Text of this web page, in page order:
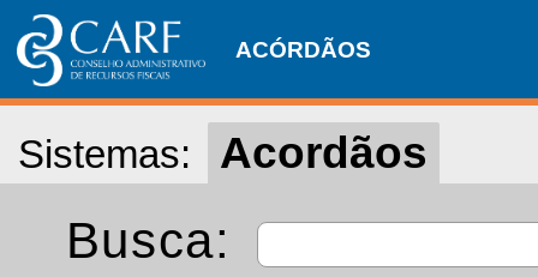
ACÓRDÃOS
Sistemas: Acordãos
Busca: